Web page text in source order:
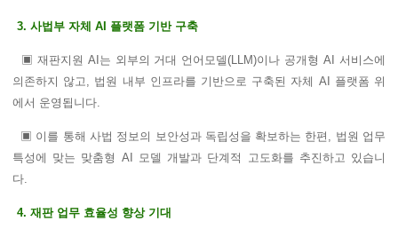
3. 사법부 자체 AI 플랫폼 기반 구축
▣ 재판지원 AI는 외부의 거대 언어모델(LLM)이나 공개형 AI 서비스에
의존하지 않고, 법원 내부 인프라를 기반으로 구축된 자체 AI 플랫폼 위
에서 운영됩니다.
▣ 이를 통해 사법 정보의 보안성과 독립성을 확보하는 한편, 법원 업무
특성에 맞는 맞춤형 AI 모델 개발과 단계적 고도화를 추진하고 있습니
다.
4. 재판 업무 효율성 향상 기대